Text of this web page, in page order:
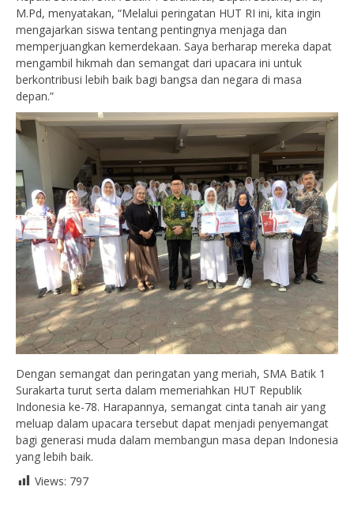
M.Pd, menyatakan, “Melalui peringatan HUT RI ini, kita ingin
mengajarkan siswa tentang pentingnya menjaga dan
memperjuangkan kemerdekaan. Saya berharap mereka dapat
mengambil hikmah dan semangat dari upacara ini untuk
berkontribusi lebih baik bagi bangsa dan negara di masa
depan.”
Dengan semangat dan peringatan yang meriah, SMA Batik 1
Surakarta turut serta dalam memeriahkan HUT Republik
Indonesia ke-78. Harapannya, semangat cinta tanah air yang
meluap dalam upacara tersebut dapat menjadi penyemangat
bagi generasi muda dalam membangun masa depan Indonesia
yang lebih baik.
Views: 797